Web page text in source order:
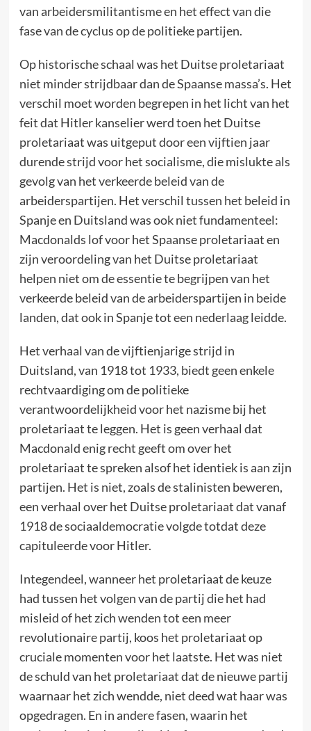
van arbeidersmilitantisme en het effect van die
fase van de cyclus op de politieke partijen.
Op historische schaal was het Duitse proletariaat
niet minder strijdbaar dan de Spaanse massa’s. Het
verschil moet worden begrepen in het licht van het
feit dat Hitler kanselier werd toen het Duitse
proletariaat was uitgeput door een vijftien jaar
durende strijd voor het socialisme, die mislukte als
gevolg van het verkeerde beleid van de
arbeiderspartijen. Het verschil tussen het beleid in
Spanje en Duitsland was ook niet fundamenteel:
Macdonalds lof voor het Spaanse proletariaat en
zijn veroordeling van het Duitse proletariaat
helpen niet om de essentie te begrijpen van het
verkeerde beleid van de arbeiderspartijen in beide
landen, dat ook in Spanje tot een nederlaag leidde.
Het verhaal van de vijftienjarige strijd in
Duitsland, van 1918 tot 1933, biedt geen enkele
rechtvaardiging om de politieke
verantwoordelijkheid voor het nazisme bij het
proletariaat te leggen. Het is geen verhaal dat
Macdonald enig recht geeft om over het
proletariaat te spreken alsof het identiek is aan zijn
partijen. Het is niet, zoals de stalinisten beweren,
een verhaal over het Duitse proletariaat dat vanaf
1918 de sociaaldemocratie volgde totdat deze
capituleerde voor Hitler.
Integendeel, wanneer het proletariaat de keuze
had tussen het volgen van de partij die het had
misleid of het zich wenden tot een meer
revolutionaire partij, koos het proletariaat op
cruciale momenten voor het laatste. Het was niet
de schuld van het proletariaat dat de nieuwe partij
waarnaar het zich wendde, niet deed wat haar was
opgedragen. En in andere fasen, waarin het